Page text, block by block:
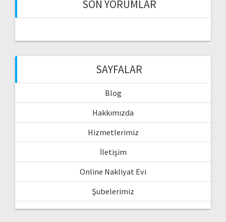
SON YORUMLAR
SAYFALAR
Blog
Hakkımızda
Hizmetlerimiz
İletişim
Online Nakliyat Evi
Şubelerimiz